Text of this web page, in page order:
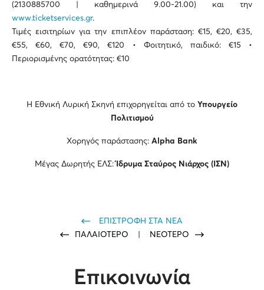
(2130885700 | καθημερινά 9.00-21.00) και την
www.ticketservices.gr.
Τιμές εισιτηρίων για την επιπλέον παράσταση: €15, €20, €35,
€55, €60, €70, €90, €120 • Φοιτητικό, παιδικό: €15 •
Περιορισμένης ορατότητας: €10
Η Εθνική Λυρική Σκηνή επιχορηγείται από το Υπουργείο
Πολιτισμού
Χορηγός παράστασης: Alpha Bank
Μέγας Δωρητής ΕΛΣ:Ίδρυμα Σταύρος Νιάρχος (ΙΣΝ)
ΕΠΙΣΤΡΟΦΗ ΣΤΑ ΝΕΑ
ΠΑΛΑΙΟΤΕΡΟ
ΝΕΟΤΕΡΟ
Επικοινωνία